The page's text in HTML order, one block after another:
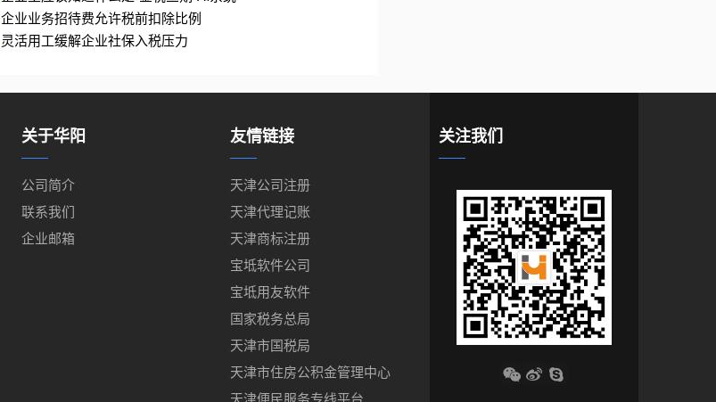
企业业务招待费允许税前扣除比例
灵活用工缓解企业社保入税压力
关于华阳
公司简介
联系我们
企业邮箱
友情链接
天津公司注册
天津代理记账
天津商标注册
宝坻软件公司
宝坻用友软件
国家税务总局
天津市国税局
天津市住房公积金管理中心
天津便民服务专线平台
关注我们